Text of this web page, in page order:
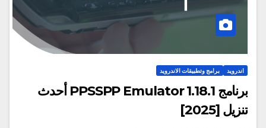
اندرويد برامج وتطبيقات الاندرويد
برنامج PPSSPP Emulator 1.18.1 أحدث
تنزيل [2025]